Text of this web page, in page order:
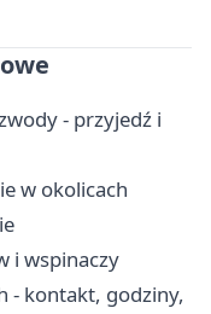
- przyjedź i
w okolicach
i wspinaczy
- kontakt, godziny,